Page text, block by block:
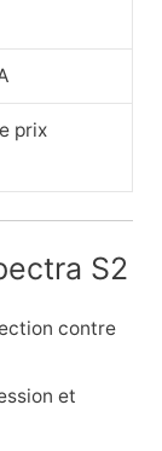
prix
S2
contre
et